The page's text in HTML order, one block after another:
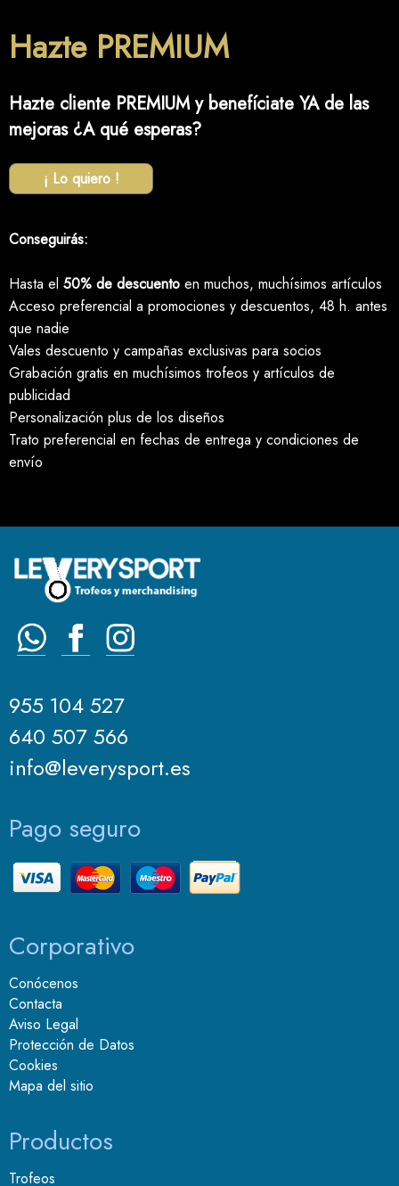
Hazte PREMIUM
Hazte cliente PREMIUM y benefíciate YA de las
mejoras ¿A qué esperas?
¡ Lo quiero !
Conseguirás:
Hasta el 50% de descuento en muchos, muchísimos artículos
Acceso preferencial a promociones y descuentos, 48 h. antes
que nadie
Vales descuento y campañas exclusivas para socios
Grabación gratis en muchísimos trofeos y artículos de
publicidad
Personalización plus de los diseños
Trato preferencial en fechas de entrega y condiciones de
envío
955 104 527
640 507 566
info@leverysport.es
Pago seguro
Corporativo
Conócenos
Contacta
Aviso Legal
Protección de Datos
Cookies
Mapa del sitio
Productos
Trofeos